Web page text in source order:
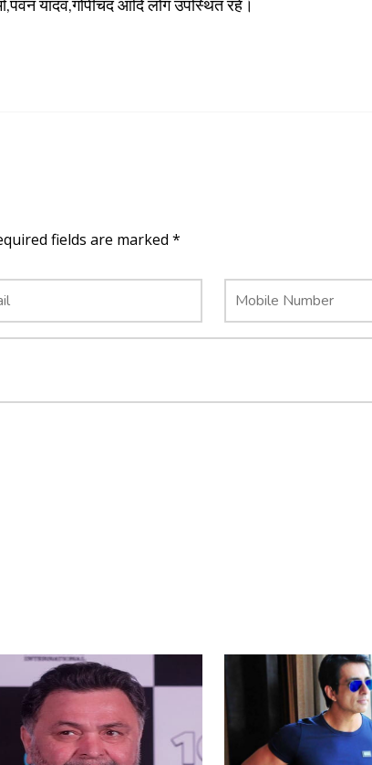
यादव,गोपीचंद आदि लोग उपस्थित रहे।
fields are marked *